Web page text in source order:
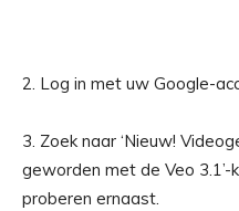
2. Log in met uw Google-
3. Zoek naar ‘Nieuw!
geworden met de Veo 3.1’-
proberen ernaast.